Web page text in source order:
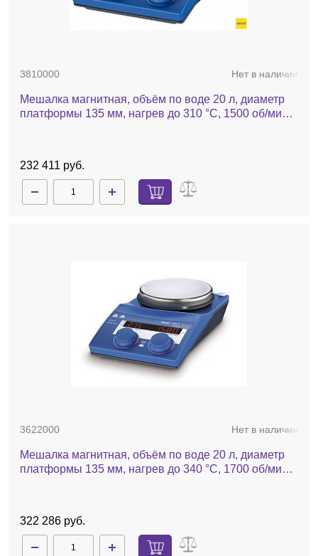
3810000 Нет в наличии
Мешалка магнитная, объём по воде 20 л, диаметр
платформы 135 мм, нагрев до 310 °С, 1500 об/мин,
232 411 руб.
3622000 Нет в наличии
Мешалка магнитная, объём по воде 20 л, диаметр
платформы 135 мм, нагрев до 340 °С, 1700 об/мин,
322 286 руб.